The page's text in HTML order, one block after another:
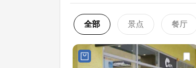
全部 景点 餐厅